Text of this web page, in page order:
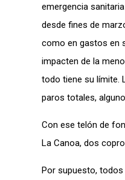
emergencia
desde fines de
como en gastos en
impacten de la
todo tiene su límite.
paros totales,
Con ese telón de
La Canoa, dos
Por supuesto, todos